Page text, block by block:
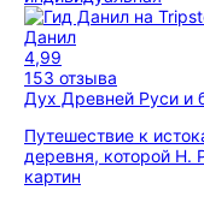
Данил
4,99
153 отзыва
Дух Древней Руси и
Путешествие к
деревня, которой Н.
картин